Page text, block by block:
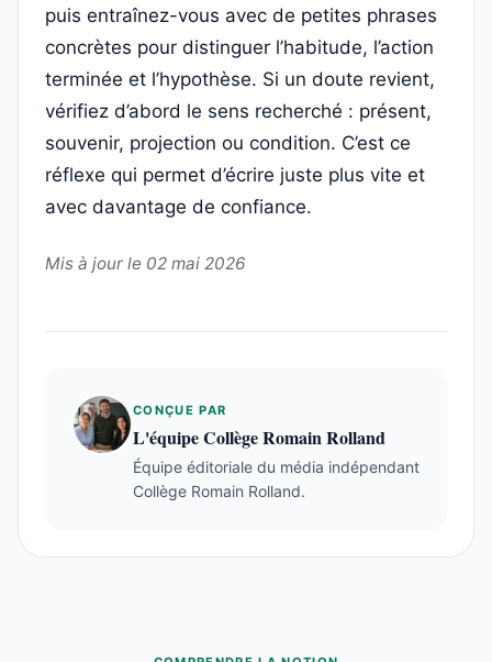
puis entraînez-vous avec de petites phrases
concrètes pour distinguer l’habitude, l’action
terminée et l’hypothèse. Si un doute revient,
vérifiez d’abord le sens recherché : présent,
souvenir, projection ou condition. C’est ce
réflexe qui permet d’écrire juste plus vite et
avec davantage de confiance.
Mis à jour le 02 mai 2026
CONÇUE PAR
L'équipe Collège Romain Rolland
Équipe éditoriale du média indépendant
Collège Romain Rolland.